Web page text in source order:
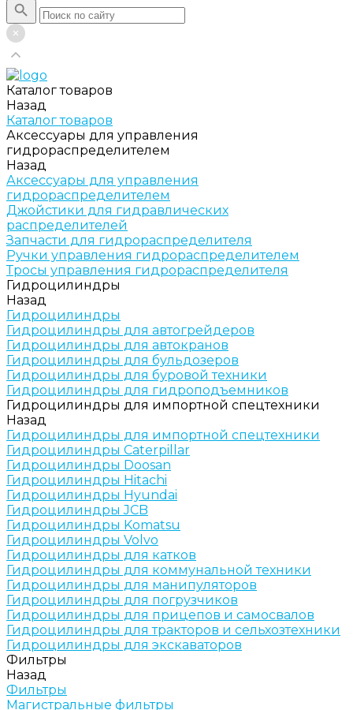
Каталог товаров
Назад
Каталог товаров
Аксессуары для управления
гидрораспределителем
Назад
Аксессуары для управления
гидрораспределителем
Джойстики для гидравлических
распределителей
Запчасти для гидрораспределителя
Ручки управления гидрораспределителем
Тросы управления гидрораспределителя
Гидроцилиндры
Назад
Гидроцилиндры
Гидроцилиндры для автогрейдеров
Гидроцилиндры для автокранов
Гидроцилиндры для бульдозеров
Гидроцилиндры для буровой техники
Гидроцилиндры для гидроподъемников
Гидроцилиндры для импортной спецтехники
Назад
Гидроцилиндры для импортной спецтехники
Гидроцилиндры Caterpillar
Гидроцилиндры Doosan
Гидроцилиндры Hitachi
Гидроцилиндры Hyundai
Гидроцилиндры JCB
Гидроцилиндры Komatsu
Гидроцилиндры Volvo
Гидроцилиндры для катков
Гидроцилиндры для коммунальной техники
Гидроцилиндры для манипуляторов
Гидроцилиндры для погрузчиков
Гидроцилиндры для прицепов и самосвалов
Гидроцилиндры для тракторов и сельхозтехники
Гидроцилиндры для экскаваторов
Фильтры
Назад
Фильтры
Магистральные фильтры